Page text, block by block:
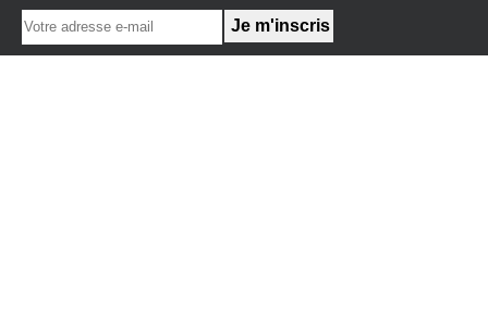
FOURGON
BENIMAR
FOURGON